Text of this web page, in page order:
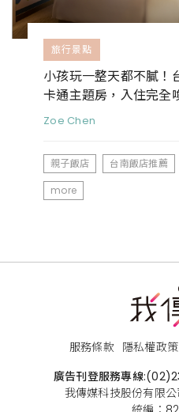
旅行景點
小孩玩一整天都不膩！
卡通主題房，入住完全
Zoe Chen
親子飯店 台南飯店推薦
more
服務條款 隱私權政策
廣告刊登服務專線:
我傳媒科技股份有限公